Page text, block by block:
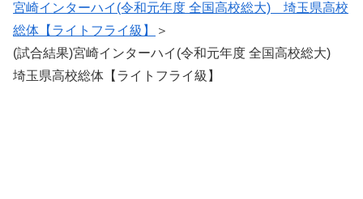
宮崎インターハイ(令和元年度 全国高校総大) 埼玉県高校
総体【ライトフライ級】
＞
(試合結果)宮崎インターハイ(令和元年度 全国高校総大)
埼玉県高校総体【ライトフライ級】